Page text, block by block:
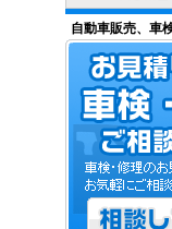
自動車販売、車